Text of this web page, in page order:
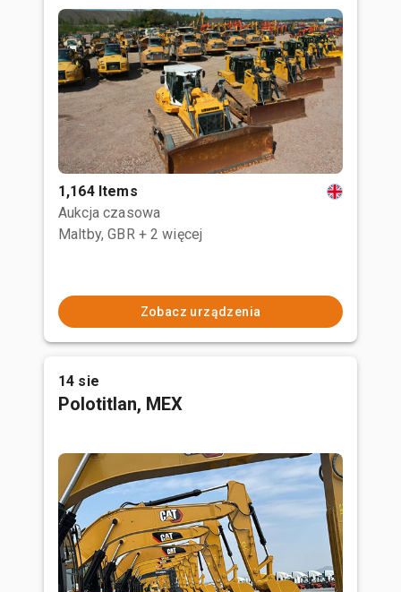
1,164 Items
Aukcja czasowa
Maltby, GBR + 2 więcej
Zobacz urządzenia
14 sie
Polotitlan, MEX